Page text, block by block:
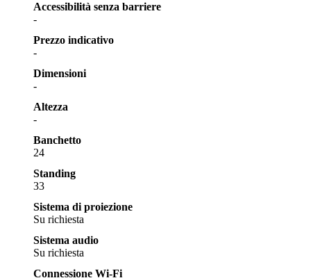
Accessibilità senza barriere
-
Prezzo indicativo
-
Dimensioni
-
Altezza
-
Banchetto
24
Standing
33
Sistema di proiezione
Su richiesta
Sistema audio
Su richiesta
Connessione Wi-Fi